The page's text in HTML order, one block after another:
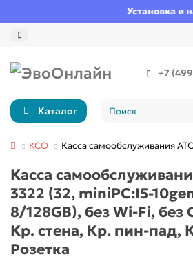
Установка и
+7
Каталог
КСО Касса самообслуживания
Касса
3322 (32, miniPC:I5-
8/128GB), без Wi-Fi,
Кр. стена, Кр. пин-пад,
Розетка